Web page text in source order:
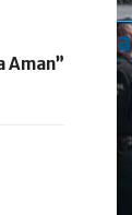
Aman”